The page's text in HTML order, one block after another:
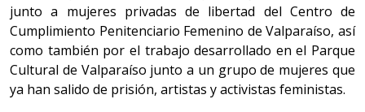
junto a mujeres privadas de libertad del Centro de
Cumplimiento Penitenciario Femenino de Valparaíso, así
como también por el trabajo desarrollado en el Parque
Cultural de Valparaíso junto a un grupo de mujeres que
ya han salido de prisión, artistas y activistas feministas.